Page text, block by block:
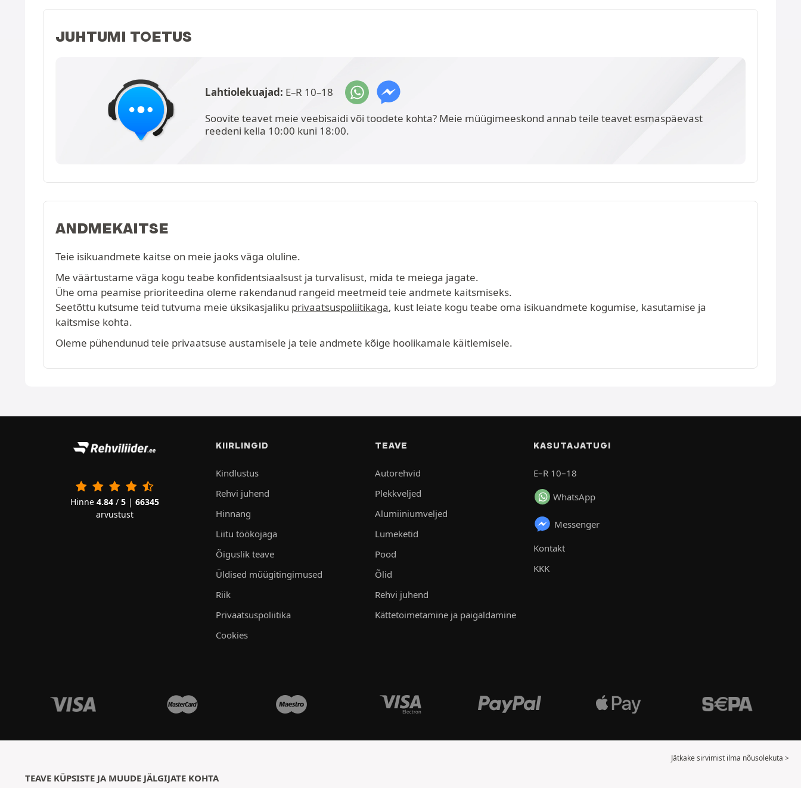
JUHTUMI TOETUS
Lahtiolekuajad: E–R 10–18
Soovite teavet meie veebisaidi või toodete kohta? Meie müügimeeskond annab teile teavet esmaspäevast
reedeni kella 10:00 kuni 18:00.
ANDMEKAITSE
Teie isikuandmete kaitse on meie jaoks väga oluline.
Me väärtustame väga kogu teabe konfidentsiaalsust ja turvalisust, mida te meiega jagate.
Ühe oma peamise prioriteedina oleme rakendanud rangeid meetmeid teie andmete kaitsmiseks.
Seetõttu kutsume teid tutvuma meie üksikasjaliku privaatsuspoliitikaga, kust leiate kogu teabe oma isikuandmete kogumise, kasutamise ja
kaitsmise kohta.
Oleme pühendunud teie privaatsuse austamisele ja teie andmete kõige hoolikamale käitlemisele.
Hinne 4.84/ 5| 66345
arvustust
KIIRLINGID
Kindlustus
Rehvi juhend
Hinnang
Liitu töökojaga
Õiguslik teave
Üldised müügitingimused
Riik
Privaatsuspoliitika
Cookies
TEAVE
Autorehvid
Plekkveljed
Alumiiniumveljed
Lumeketid
Pood
Õlid
Rehvi juhend
Kättetoimetamine ja paigaldamine
KASUTAJATUGI
E–R 10–18
WhatsApp
Messenger
Kontakt
KKK
Jätkake sirvimist ilma nõusolekuta >
TEAVE KÜPSISTE JA MUUDE JÄLGIJATE KOHTA